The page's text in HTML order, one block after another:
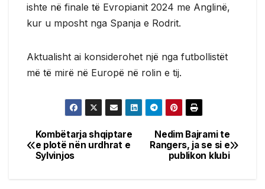
ishte në finale të Evropianit 2024 me Anglinë,
kur u mposht nga Spanja e Rodrit.
Aktualisht ai konsiderohet një nga futbollistët
më të mirë në Europë në rolin e tij.
Post
navigation
Nedim Bajrami te
Rangers, ja se si e
publikon klubi
Kombëtarja shqiptare
e plotë nën urdhrat e
Sylvinjos